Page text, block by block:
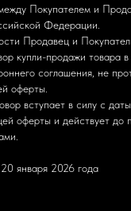
Покупателем и
Федерации.
Продавец и
купли-продажи товара
соглашения, не
оферты.
вступает в силу с
оферты и действует до
января 2026 года